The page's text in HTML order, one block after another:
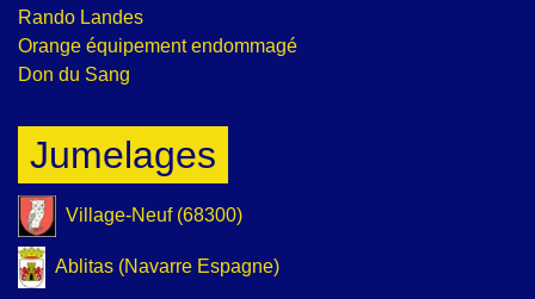
Rando Landes
Orange équipement endommagé
Don du Sang
Jumelages
Village-Neuf (68300)
Ablitas (Navarre Espagne)